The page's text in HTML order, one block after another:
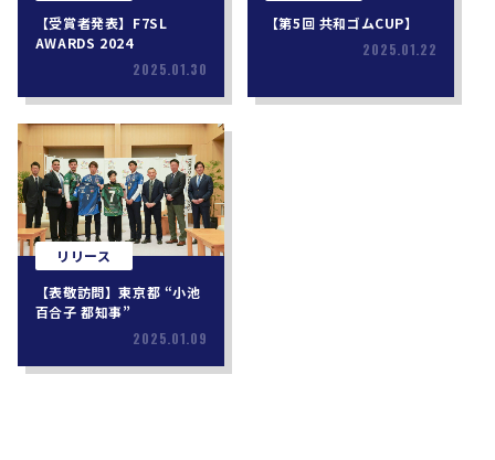
【受賞者発表】F7SL
AWARDS 2024
2025.01.30
【第5回 共和ゴムCUP】
2025.01.22
リリース
【表敬訪問】東京都 “小池
百合子 都知事”
2025.01.09